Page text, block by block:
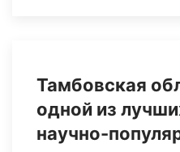
Тамбовская
одной из
научно-